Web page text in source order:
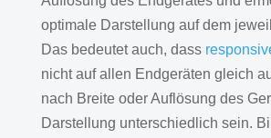
optimale Darstellung auf dem
Das bedeutet auch, dass
nicht auf allen Endgeräten gleich
nach Breite oder Auflösung des
Darstellung unterschiedlich sein.